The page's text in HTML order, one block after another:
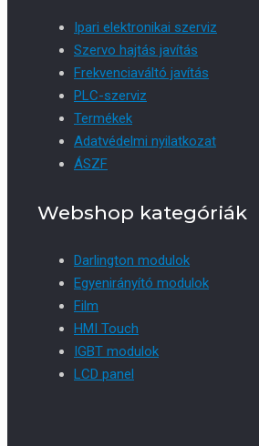
Ipari elektronikai szerviz
Szervo hajtás javítás
Frekvenciaváltó javítás
PLC-szerviz
Termékek
Adatvédelmi nyilatkozat
ÁSZF
Webshop kategóriák
Darlington modulok
Egyenirányító modulok
Film
HMI Touch
IGBT modulok
LCD panel